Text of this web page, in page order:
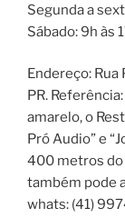
Segunda a
Sábado: 9h às
Endereço: Rua
PR.
amarelo, o
Pró Audio” e
400 metros do
também pode
whats: (41)